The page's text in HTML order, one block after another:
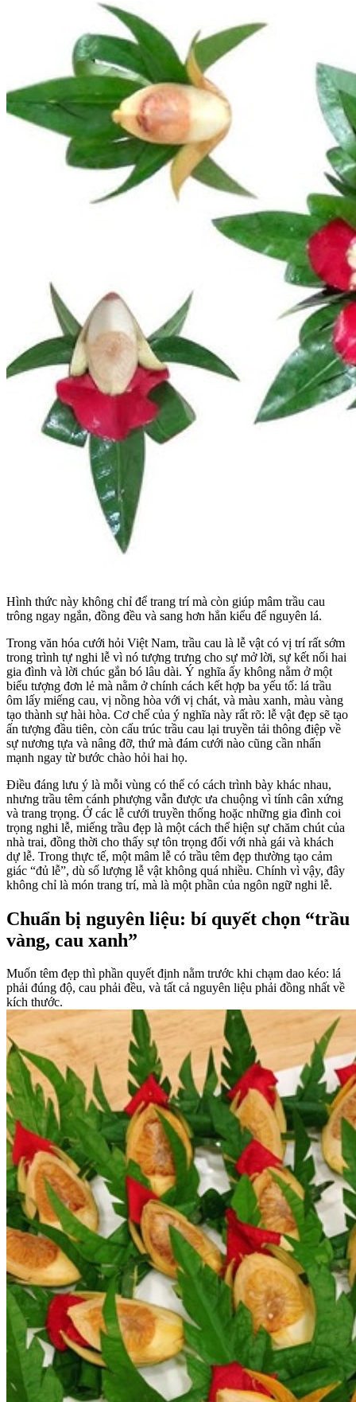
Hình thức này không chỉ để trang trí mà còn giúp mâm trầu cau
trông ngay ngắn, đồng đều và sang hơn hẳn kiểu để nguyên lá.
Trong văn hóa cưới hỏi Việt Nam, trầu cau là lễ vật có vị trí rất sớm
trong trình tự nghi lễ vì nó tượng trưng cho sự mở lời, sự kết nối hai
gia đình và lời chúc gắn bó lâu dài. Ý nghĩa ấy không nằm ở một
biểu tượng đơn lẻ mà nằm ở chính cách kết hợp ba yếu tố: lá trầu
ôm lấy miếng cau, vị nồng hòa với vị chát, và màu xanh, màu vàng
tạo thành sự hài hòa. Cơ chế của ý nghĩa này rất rõ: lễ vật đẹp sẽ tạo
ấn tượng đầu tiên, còn cấu trúc trầu cau lại truyền tải thông điệp về
sự nương tựa và nâng đỡ, thứ mà đám cưới nào cũng cần nhấn
mạnh ngay từ bước chào hỏi hai họ.
Điều đáng lưu ý là mỗi vùng có thể có cách trình bày khác nhau,
nhưng trầu têm cánh phượng vẫn được ưa chuộng vì tính cân xứng
và trang trọng. Ở các lễ cưới truyền thống hoặc những gia đình coi
trọng nghi lễ, miếng trầu đẹp là một cách thể hiện sự chăm chút của
nhà trai, đồng thời cho thấy sự tôn trọng đối với nhà gái và khách
dự lễ. Trong thực tế, một mâm lễ có trầu têm đẹp thường tạo cảm
giác “đủ lễ”, dù số lượng lễ vật không quá nhiều. Chính vì vậy, đây
không chỉ là món trang trí, mà là một phần của ngôn ngữ nghi lễ.
Chuẩn bị nguyên liệu: bí quyết chọn “trầu
vàng, cau xanh”
Muốn têm đẹp thì phần quyết định nằm trước khi chạm dao kéo: lá
phải đúng độ, cau phải đều, và tất cả nguyên liệu phải đồng nhất về
kích thước.